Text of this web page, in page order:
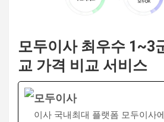
모두이사 최우수 1~3
교 가격 비교 서비스
모두이사
이사 국내최대 플랫폼 모두이사